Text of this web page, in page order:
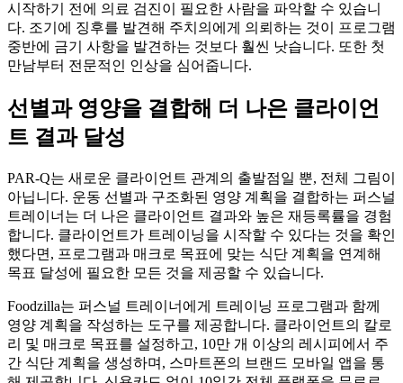
시작하기 전에 의료 검진이 필요한 사람을 파악할 수 있습니
다. 조기에 징후를 발견해 주치의에게 의뢰하는 것이 프로그램
중반에 금기 사항을 발견하는 것보다 훨씬 낫습니다. 또한 첫
만남부터 전문적인 인상을 심어줍니다.
선별과 영양을 결합해 더 나은 클라이언
트 결과 달성
PAR-Q는 새로운 클라이언트 관계의 출발점일 뿐, 전체 그림이
아닙니다. 운동 선별과 구조화된 영양 계획을 결합하는 퍼스널
트레이너는 더 나은 클라이언트 결과와 높은 재등록률을 경험
합니다. 클라이언트가 트레이닝을 시작할 수 있다는 것을 확인
했다면, 프로그램과 매크로 목표에 맞는 식단 계획을 연계해
목표 달성에 필요한 모든 것을 제공할 수 있습니다.
Foodzilla는 퍼스널 트레이너에게 트레이닝 프로그램과 함께
영양 계획을 작성하는 도구를 제공합니다. 클라이언트의 칼로
리 및 매크로 목표를 설정하고, 10만 개 이상의 레시피에서 주
간 식단 계획을 생성하며, 스마트폰의 브랜드 모바일 앱을 통